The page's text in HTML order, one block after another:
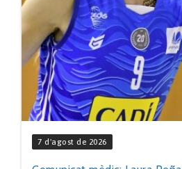
7 d'agost de 2026